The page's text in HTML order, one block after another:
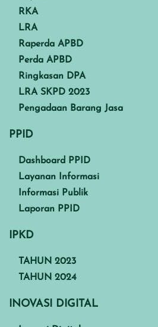
RKA
LRA
Raperda APBD
Perda APBD
Ringkasan DPA
LRA SKPD 2023
Pengadaan Barang Jasa
PPID
Dashboard PPID
Layanan Informasi
Informasi Publik
Laporan PPID
IPKD
TAHUN 2023
TAHUN 2024
INOVASI DIGITAL